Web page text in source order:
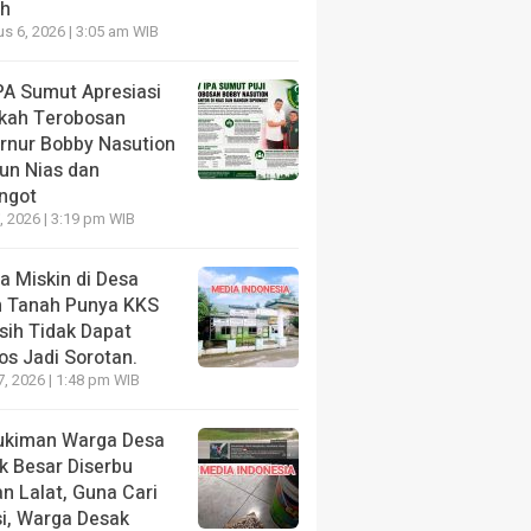
Rumah Pengemudi Nusantara Sumut Matangkan
Dialog Publik dan Rakerwil
lalu
HUT ke- 81 RI, PP IPA
dan Dukung Polri Jaga
lalu
6, 2026 | 3:05 am WIB
Sumut Apresiasi
Terobosan
Bobby Nasution
Nias dan
2026 | 3:19 pm WIB
Miskin di Desa
Tanah Punya KKS
Tidak Dapat
Jadi Sorotan.
2026 | 1:48 pm WIB
Warga Desa
Besar Diserbu
Lalat, Guna Cari
Warga Desak